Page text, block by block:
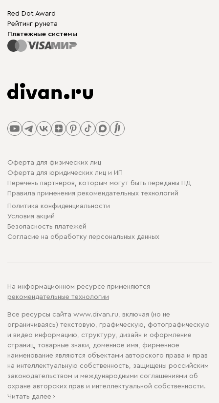
Red Dot Award
Рейтинг рунета
Платежные системы
Оферта для физических лиц
Оферта для юридических лиц и ИП
Перечень партнеров, которым могут быть переданы ПД
Правила применения рекомендательных технологий
Политика конфиденциальности
Условия акций
Безопасность платежей
Cогласие на обработку персональных данных
На информационном ресурсе применяются
рекомендательные технологии
Все ресурсы сайта www.divan.ru, включая (но не
ограничиваясь) текстовую, графическую, фотографическую
и видео информацию, структуру, дизайн и оформление
страниц, товарные знаки, доменное имя, фирменное
наименование являются объектами авторского права и прав
на интеллектуальную собственность, защищены российским
законодательством и международными соглашениями об
охране авторских прав и интеллектуальной собственности.
Читать далее